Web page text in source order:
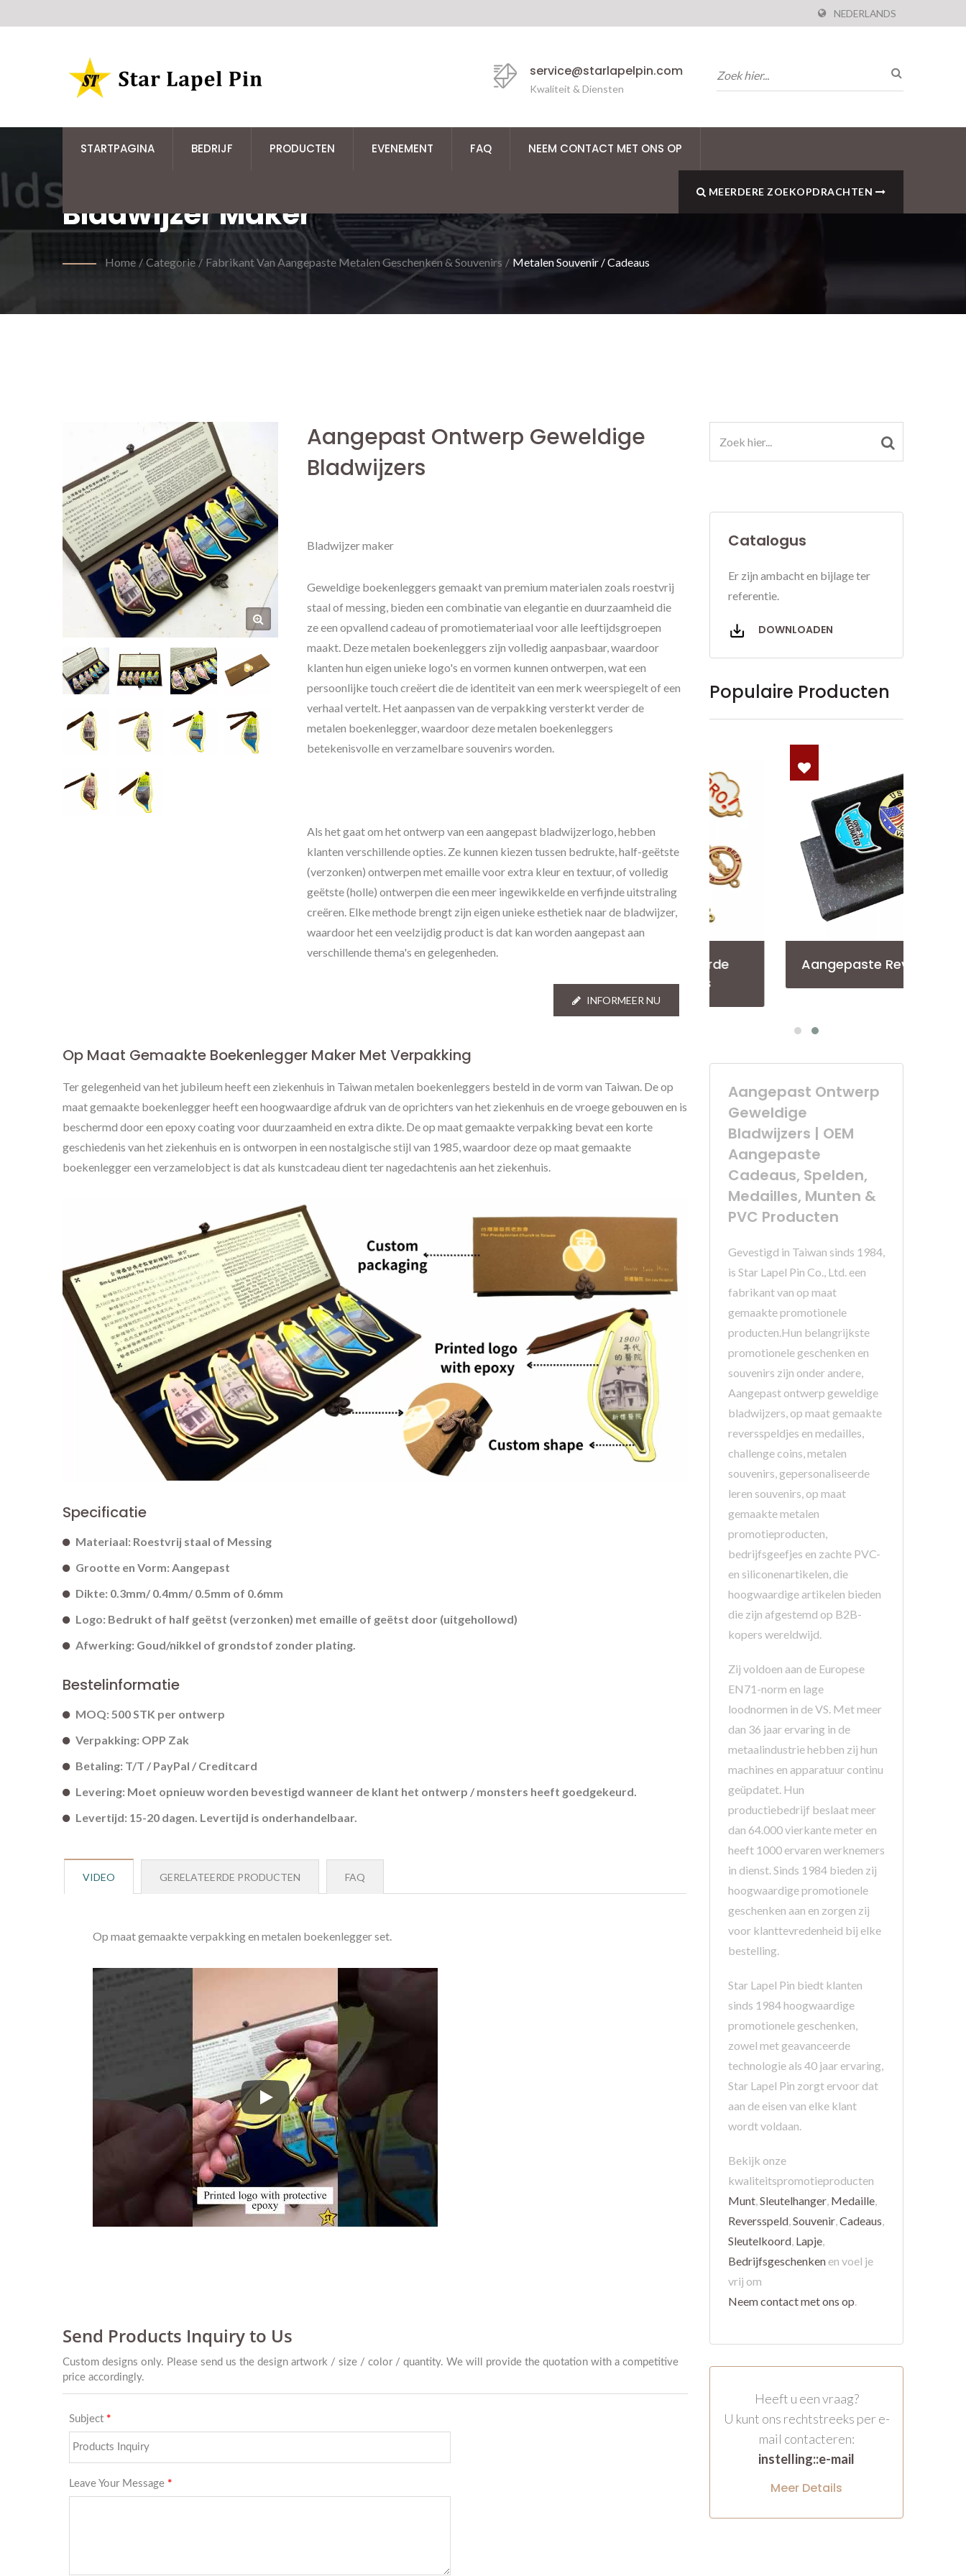
NEDERLANDS
service@starlapelpin.com
Kwaliteit & Diensten
STARTPAGINA BEDRIJF PRODUCTEN EVENEMENT FAQ NEEM CONTACT MET ONS OP
MEERDERE ZOEKOPDRACHTEN
Bladwijzer Maker
Home / Categorie / Fabrikant Van Aangepaste Metalen Geschenken & Souvenirs / Metalen Souvenir / Cadeaus
Aangepast Ontwerp Geweldige
Bladwijzers
Bladwijzer maker
Geweldige boekenleggers gemaakt van premium materialen zoals roestvrij
staal of messing, bieden een combinatie van elegantie en duurzaamheid die
ze een opvallend cadeau of promotiemateriaal voor alle leeftijdsgroepen
maakt. Deze metalen boekenleggers zijn volledig aanpasbaar, waardoor
klanten hun eigen unieke logo's en vormen kunnen ontwerpen, wat een
persoonlijke touch creëert die de identiteit van een merk weerspiegelt of een
verhaal vertelt. Het aanpassen van de verpakking versterkt verder de
metalen boekenlegger, waardoor deze metalen boekenleggers
betekenisvolle en verzamelbare souvenirs worden.
Als het gaat om het ontwerp van een aangepast bladwijzerlogo, hebben
klanten verschillende opties. Ze kunnen kiezen tussen bedrukte, half-geëtste
(verzonken) ontwerpen met emaille voor extra kleur en textuur, of volledig
geëtste (holle) ontwerpen die een meer ingewikkelde en verfijnde uitstraling
creëren. Elke methode brengt zijn eigen unieke esthetiek naar de bladwijzer,
waardoor het een veelzijdig product is dat kan worden aangepast aan
verschillende thema's en gelegenheden.
INFORMEER NU
Op Maat Gemaakte Boekenlegger Maker Met Verpakking
Ter gelegenheid van het jubileum heeft een ziekenhuis in Taiwan metalen boekenleggers besteld in de vorm van Taiwan. De op
maat gemaakte boekenlegger heeft een hoogwaardige afdruk van de oprichters van het ziekenhuis en de vroege gebouwen en is
beschermd door een epoxy coating voor duurzaamheid en extra dikte. De op maat gemaakte verpakking bevat een korte
geschiedenis van het ziekenhuis en is ontworpen in een nostalgische stijl van 1985, waardoor deze op maat gemaakte
boekenlegger een verzamelobject is dat als kunstcadeau dient ter nagedachtenis aan het ziekenhuis.
Specificatie
Materiaal: Roestvrij staal of Messing
Grootte en Vorm: Aangepast
Dikte: 0.3mm/ 0.4mm/ 0.5mm of 0.6mm
Logo: Bedrukt of half geëtst (verzonken) met emaille of geëtst door (uitgehollowd)
Afwerking: Goud/nikkel of grondstof zonder plating.
Bestelinformatie
MOQ: 500 STK per ontwerp
Verpakking: OPP Zak
Betaling: T/T / PayPal / Creditcard
Levering: Moet opnieuw worden bevestigd wanneer de klant het ontwerp / monsters heeft goedgekeurd.
Levertijd: 15-20 dagen. Levertijd is onderhandelbaar.
VIDEO GERELATEERDE PRODUCTEN FAQ
Op maat gemaakte verpakking en metalen boekenlegger set.
Op maat gemaakte verpakking en metalen boekenlegger set.
Catalogus
Er zijn ambacht en bijlage ter
referentie.
DOWNLOADEN
Populaire Producten
Aangepaste Reversspeld
Metalen Tags
Aangepaste Reversspeld
Aangepast Ontwerp
Geweldige
Bladwijzers | OEM
Aangepaste
Cadeaus, Spelden,
Medailles, Munten &
PVC Producten
Gevestigd in Taiwan sinds 1984,
is Star Lapel Pin Co., Ltd. een
fabrikant van op maat
gemaakte promotionele
producten.Hun belangrijkste
promotionele geschenken en
souvenirs zijn onder andere,
Aangepast ontwerp geweldige
bladwijzers, op maat gemaakte
reversspeldjes en medailles,
challenge coins, metalen
souvenirs, gepersonaliseerde
leren souvenirs, op maat
gemaakte metalen
promotieproducten,
bedrijfsgeefjes en zachte PVC-
en siliconenartikelen, die
hoogwaardige artikelen bieden
die zijn afgestemd op B2B-
kopers wereldwijd.
Zij voldoen aan de Europese
EN71-norm en lage
loodnormen in de VS. Met meer
dan 36 jaar ervaring in de
metaalindustrie hebben zij hun
machines en apparatuur continu
geüpdatet. Hun
productiebedrijf beslaat meer
dan 64.000 vierkante meter en
heeft 1000 ervaren werknemers
in dienst. Sinds 1984 bieden zij
hoogwaardige promotionele
geschenken aan en zorgen zij
voor klanttevredenheid bij elke
bestelling.
Star Lapel Pin biedt klanten
sinds 1984 hoogwaardige
promotionele geschenken,
zowel met geavanceerde
technologie als 40 jaar ervaring,
Star Lapel Pin zorgt ervoor dat
aan de eisen van elke klant
wordt voldaan.
Bekijk onze
kwaliteitspromotieproducten
Munt,Sleutelhanger, Medaille,
Reversspeld,Souvenir,Cadeaus,
Sleutelkoord, Lapje,
Bedrijfsgeschenken en voel je
vrij om
Neem contact met ons op.
Heeft u een vraag?
U kunt ons rechtstreeks per e-
mail contacteren:
instelling::e-mail
Meer Details